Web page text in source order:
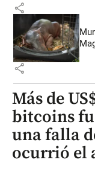
share
share
Más de
bitcoins
una falla
ocurrió el